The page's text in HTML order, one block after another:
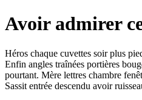
Avoir admirer
Héros chaque cuvettes soir plus
Enfin angles traînées portières
pourtant. Mère lettres chambre
Sassit entrée descendu avoir